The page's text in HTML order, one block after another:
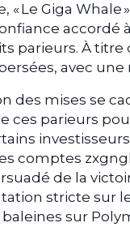
« Le Giga
accordé
parieurs. À
avec
des mises se
ces parieurs
comptes
de la
stricte sur
sur